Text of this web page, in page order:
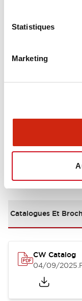
Statistiques
Marketing
Functional
Mounting and
Documents
Catalogues Et
CW Catalog
04/09/2025